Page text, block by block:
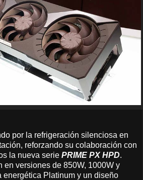
por la refrigeración silenciosa en
reforzando su colaboración con
la nueva serie PRIME PX HPD.
en versiones de 850W, 1000W y
energética Platinum y un diseño